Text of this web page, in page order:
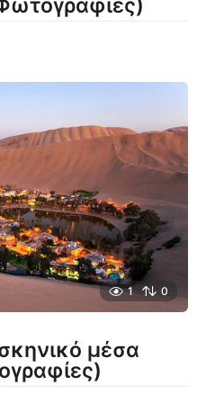
1 0
μέσα